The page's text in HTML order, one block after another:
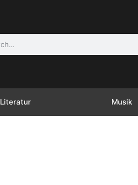
Literatur Musik